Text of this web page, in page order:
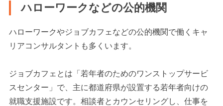
ハローワークなどの公的機関
ハローワークやジョブカフェなどの公的機関で働くキャ
リアコンサルタントも多くいます。
ジョブカフェとは「若年者のためのワンストップサービ
スセンター」で、主に都道府県が設置する若年者向けの
就職支援施設です。相談者とカウンセリングし、仕事を